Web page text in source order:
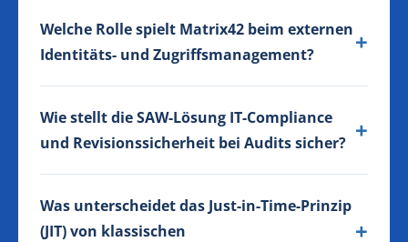
Welche Rolle spielt Matrix42 beim externen
Identitäts- und Zugriffsmanagement?
Wie stellt die SAW-Lösung IT-Compliance
und Revisionssicherheit bei Audits sicher?
Was unterscheidet das Just-in-Time-Prinzip
(JIT) von klassischen